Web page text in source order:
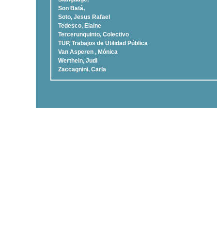
Son Batá,
Soto, Jesus Rafael
Tedesco, Elaine
Tercerunquinto, Colectivo
TUP, Trabajos de Utilidad Pública
Van Asperen , Mónica
Werthein, Judi
Zaccagnini, Carla